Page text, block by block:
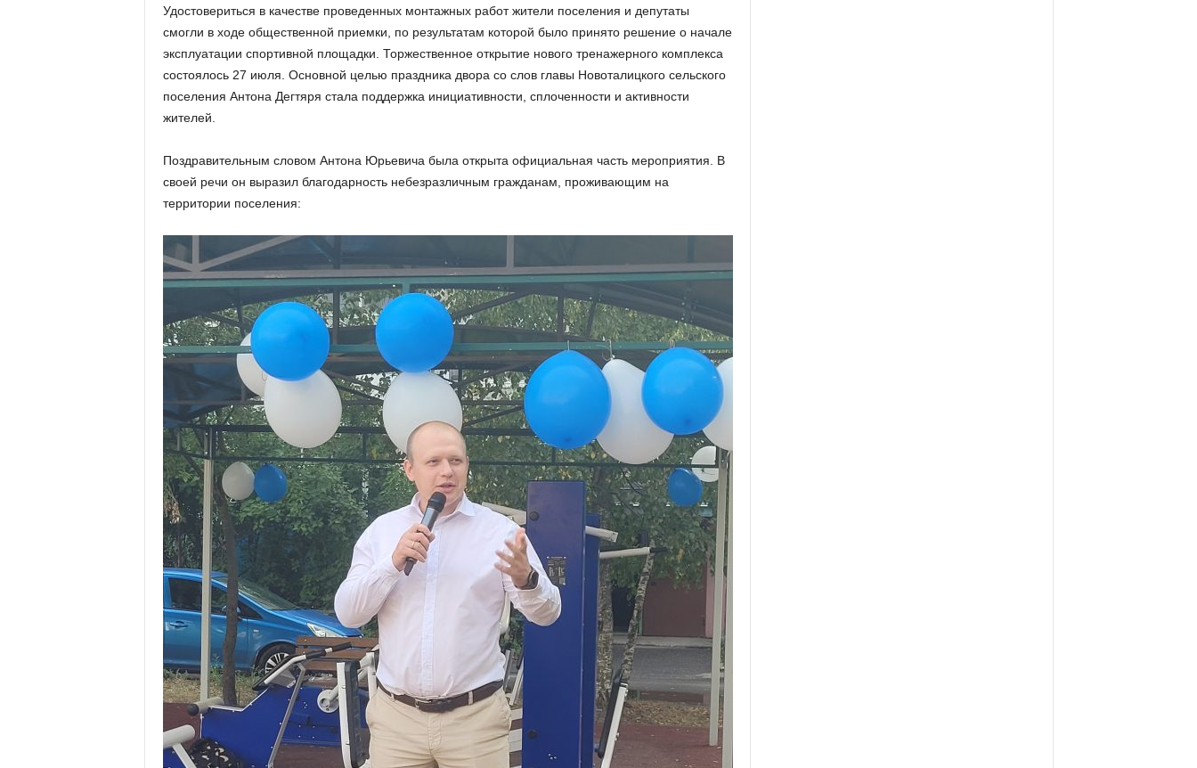
Удостовериться в качестве проведенных монтажных работ жители поселения и депутаты
смогли в ходе общественной приемки, по результатам которой было принято решение о начале
эксплуатации спортивной площадки. Торжественное открытие нового тренажерного комплекса
состоялось 27 июля. Основной целью праздника двора со слов главы Новоталицкого сельского
поселения Антона Дегтяря стала поддержка инициативности, сплоченности и активности
жителей.
Поздравительным словом Антона Юрьевича была открыта официальная часть мероприятия. В
своей речи он выразил благодарность небезразличным гражданам, проживающим на
территории поселения: